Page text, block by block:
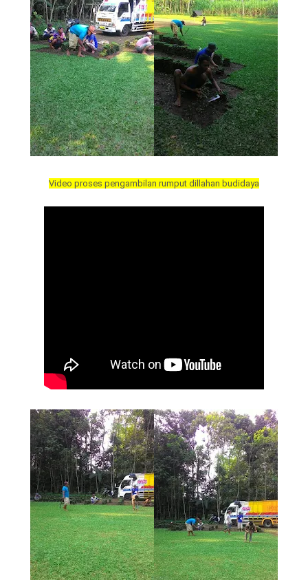
Video proses pengambilan rumput dillahan budidaya